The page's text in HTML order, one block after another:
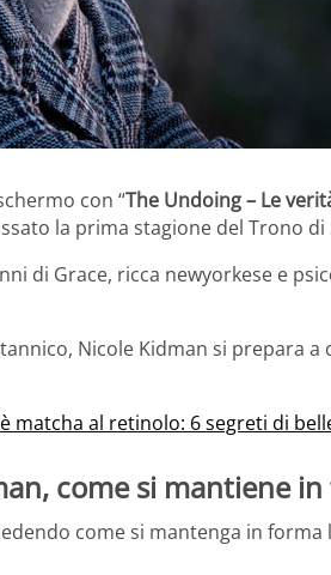
con “The Undoing – Le
la prima stagione del Trono di
di Grace, ricca newyorkese e
Nicole Kidman si prepara
matcha al retinolo: 6 segreti di
come si mantiene
come si mantenga in forma